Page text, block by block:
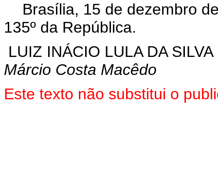
Brasília, 15 de dezembro
135º da República.
LUIZ INÁCIO LULA DA SILVA
Márcio Costa Macêdo
Este texto não substitui o